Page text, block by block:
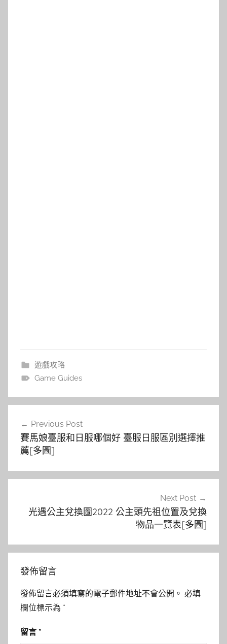
遊戲攻略
Game Guides
導
覽
Previous Post
賽馬娘臺服和日服哪個好 臺服日服區別選擇推
薦[多圖]
Next Post
光遇公主兌換圖2022 公主頭先祖位置及兌換
物品一覽表[多圖]
發佈留言
發佈留言必須填寫的電子郵件地址不會公開。 必填
欄位標示為 *
留言 *